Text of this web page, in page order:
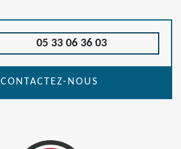
05 33 06 36 03
CONTACTEZ-NOUS